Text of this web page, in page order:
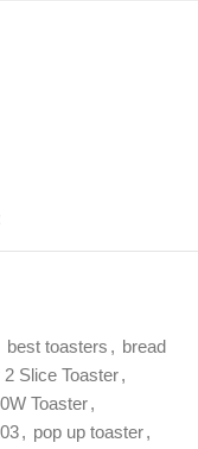
best toasters , bread
Slice Toaster,
Toaster,
, pop up toaster,